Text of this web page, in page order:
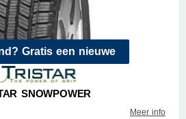
Gratis een nieuwe
SNOWPOWER
Meer info